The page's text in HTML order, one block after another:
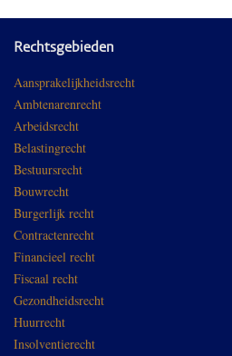
Rechtsgebieden
Aansprakelijkheidsrecht
Ambtenarenrecht
Arbeidsrecht
Belastingrecht
Bestuursrecht
Bouwrecht
Burgerlijk recht
Contractenrecht
Financieel recht
Fiscaal recht
Gezondheidsrecht
Huurrecht
Insolventierecht